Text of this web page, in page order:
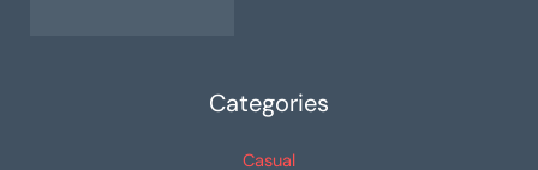
Resources